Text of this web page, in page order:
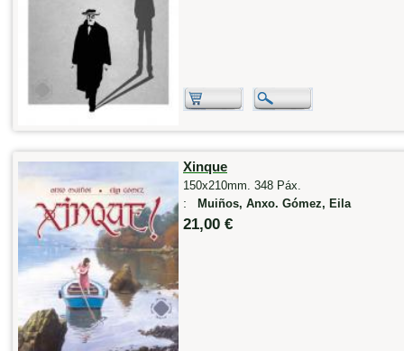
Xinque
150x210mm. 348 Páx.
: Muiños, Anxo. Gómez, Eila
21,00 €